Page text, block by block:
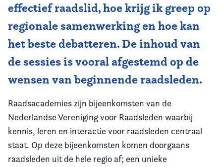
effectief raadslid, hoe krijg ik greep op
regionale samenwerking en hoe kan
het beste debatteren. De inhoud van
de sessies is vooral afgestemd op de
wensen van beginnende raadsleden.
Raadsacademies zijn bijeenkomsten van de
Nederlandse Vereniging voor Raadsleden waarbij
kennis, leren en interactie voor raadsleden centraal
staat. Op deze bijeenkomsten komen doorgaans
raadsleden uit de hele regio af; een unieke